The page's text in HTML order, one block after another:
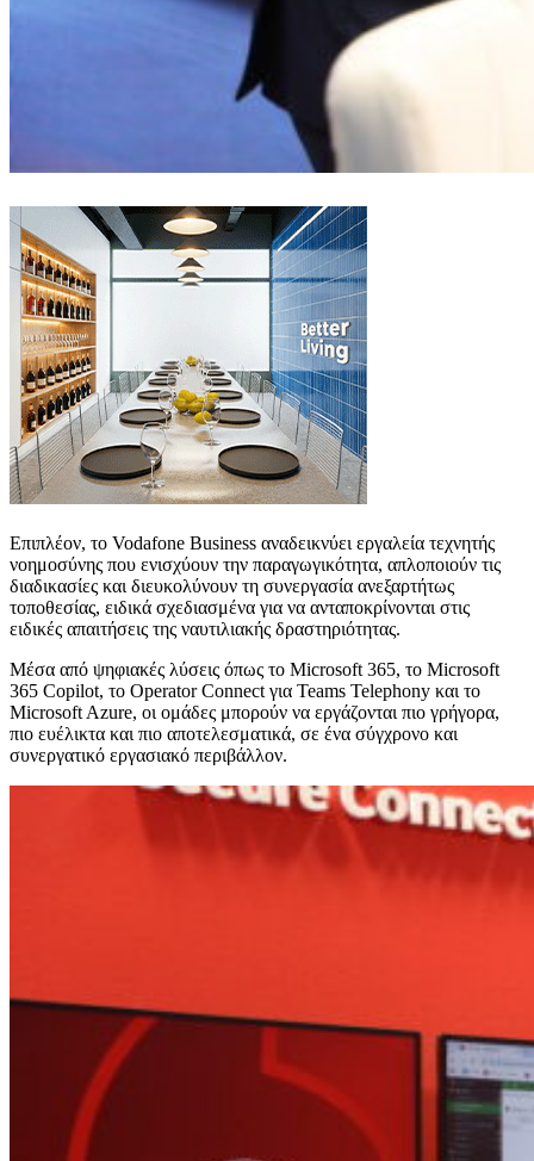
Επιπλέον, το Vodafone Business αναδεικνύει εργαλεία τεχνητής
νοημοσύνης που ενισχύουν την παραγωγικότητα, απλοποιούν τις
διαδικασίες και διευκολύνουν τη συνεργασία ανεξαρτήτως
τοποθεσίας, ειδικά σχεδιασμένα για να ανταποκρίνονται στις
ειδικές απαιτήσεις της ναυτιλιακής δραστηριότητας.
Μέσα από ψηφιακές λύσεις όπως το Microsoft 365, το Microsoft
365 Copilot, το Operator Connect για Teams Telephony και το
Microsoft Azure, οι ομάδες μπορούν να εργάζονται πιο γρήγορα,
πιο ευέλικτα και πιο αποτελεσματικά, σε ένα σύγχρονο και
συνεργατικό εργασιακό περιβάλλον.